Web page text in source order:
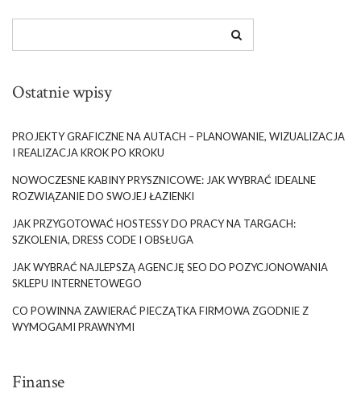
Ostatnie wpisy
PROJEKTY GRAFICZNE NA AUTACH – PLANOWANIE, WIZUALIZACJA
I REALIZACJA KROK PO KROKU
NOWOCZESNE KABINY PRYSZNICOWE: JAK WYBRAĆ IDEALNE
ROZWIĄZANIE DO SWOJEJ ŁAZIENKI
JAK PRZYGOTOWAĆ HOSTESSY DO PRACY NA TARGACH:
SZKOLENIA, DRESS CODE I OBSŁUGA
JAK WYBRAĆ NAJLEPSZĄ AGENCJĘ SEO DO POZYCJONOWANIA
SKLEPU INTERNETOWEGO
CO POWINNA ZAWIERAĆ PIECZĄTKA FIRMOWA ZGODNIE Z
WYMOGAMI PRAWNYMI
Finanse